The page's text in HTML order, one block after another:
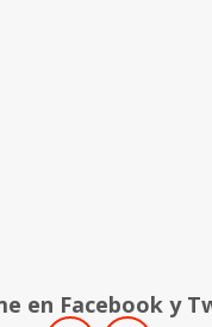
en Facebook y